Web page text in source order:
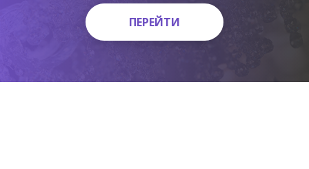
ПЕРЕЙТИ
ПЕРЕЙТИ